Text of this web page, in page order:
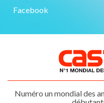
Facebook
Numéro un mondial des